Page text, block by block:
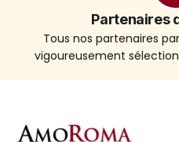
Partenaires
Tous nos partenaires
vigoureusement